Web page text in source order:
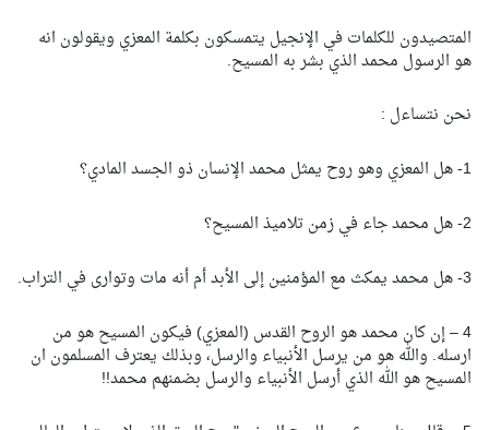
المتصيدون للكلمات في الإنجيل يتمسكون بكلمة المعزي ويقولون انه
هو الرسول محمد الذي بشر به المسيح.
نحن نتساءل :
1- هل المعزي وهو روح يمثل محمد الإنسان ذو الجسد المادي؟
2- هل محمد جاء في زمن تلاميذ المسيح؟
3- هل محمد يمكث مع المؤمنين إلى الأبد أم أنه مات وتوارى في التراب.
4 – إن كان محمد هو الروح القدس (المعزي) فيكون المسيح هو من
ارسله. والله هو من يرسل الأنبياء والرسل، وبذلك يعترف المسلمون ان
المسيح هو الله الذي أرسل الأنبياء والرسل بضمنهم محمد!!